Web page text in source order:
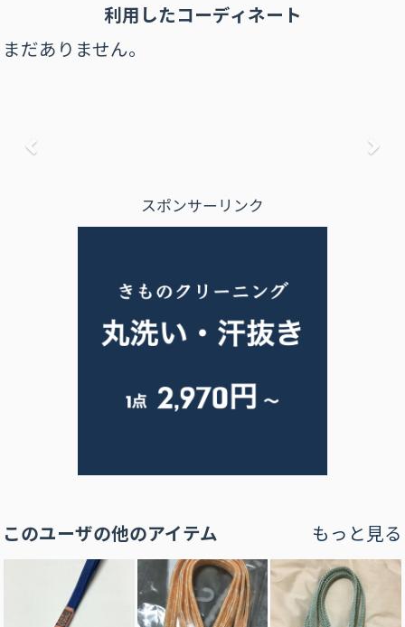
利用したコーディネート
まだありません。
スポンサーリンク
このユーザの他のアイテム もっと見る